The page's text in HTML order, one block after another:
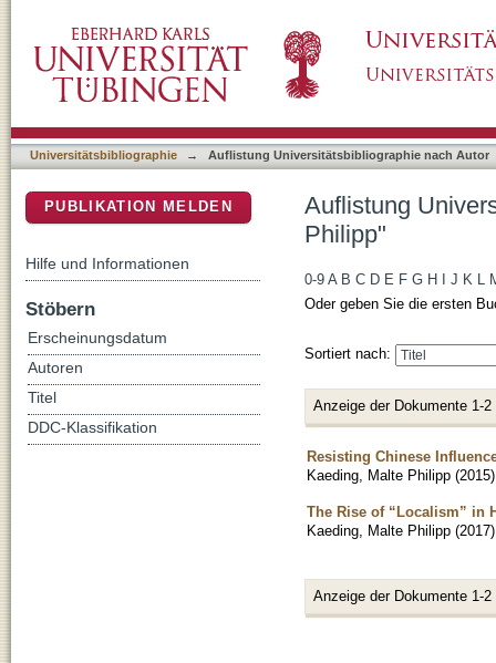
Universitätsbibliographie → Auflistung Universitätsbibliographie nach Autor
Auflistung
Philipp"
0-9 A B C D E F G H J K L
Oder geben Sie die ersten
Sortiert nach:
Anzeige der Dokumente 1-2
Resisting Chinese
Kaeding, Malte Philipp (2015)
The Rise of “Localism” in
Kaeding, Malte Philipp (2017)
Anzeige der Dokumente 1-2
PUBLIKATION MELDEN
Hilfe und Informationen
Stöbern
Erscheinungsdatum
Autoren
Titel
DDC-Klassifikation